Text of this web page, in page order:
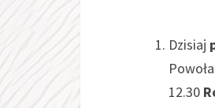
Dzisiaj
12.30